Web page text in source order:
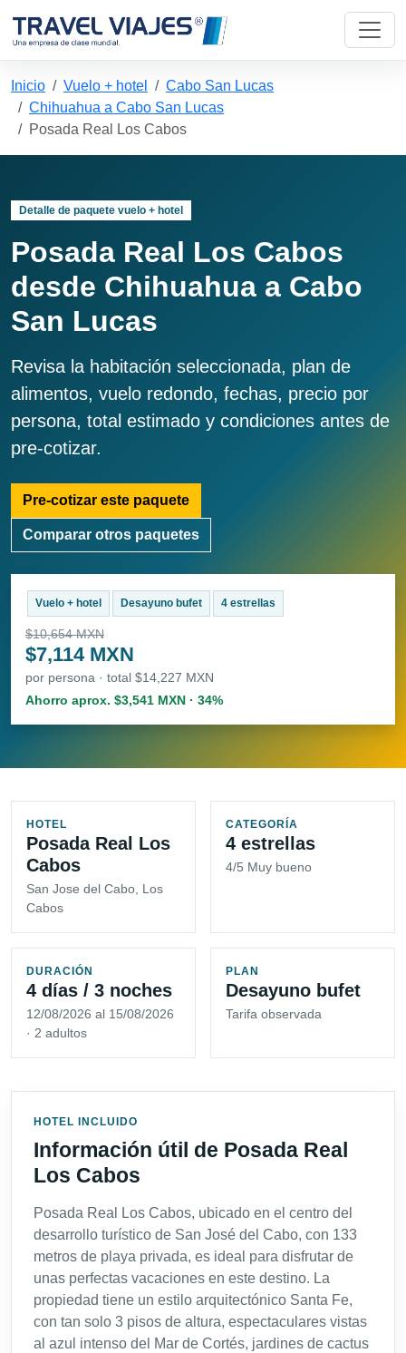
Inicio Vuelo + hotel
Cabo San Lucas
Chihuahua a Cabo San Lucas
Posada Real Los Cabos
Detalle de paquete vuelo + hotel
Posada Real Los Cabos
desde Chihuahua a Cabo
San Lucas
Revisa la habitación seleccionada, plan de
alimentos, vuelo redondo, fechas, precio por
persona, total estimado y condiciones antes de
pre-cotizar.
Pre-cotizar este paquete
Comparar otros paquetes
Vuelo + hotel Desayuno bufet 4 estrellas
$10,654 MXN
$7,114 MXN
por persona · total $14,227 MXN
Ahorro aprox. $3,541 MXN · 34%
HOTEL
Posada Real Los
Cabos
San Jose del Cabo, Los
Cabos
CATEGORÍA
4 estrellas
4/5 Muy bueno
DURACIÓN
4 días / 3 noches
12/08/2026 al 15/08/2026
· 2 adultos
PLAN
Desayuno bufet
Tarifa observada
HOTEL INCLUIDO
Información útil de Posada Real
Los Cabos
Posada Real Los Cabos, ubicado en el centro del
desarrollo turístico de San José del Cabo, con 133
metros de playa privada, es ideal para disfrutar de
unas perfectas vacaciones en este destino. La
propiedad tiene un estilo arquitectónico Santa Fe,
con tan solo 3 pisos de altura, espectaculares vistas
al azul intenso del Mar de Cortés, jardines de cactus